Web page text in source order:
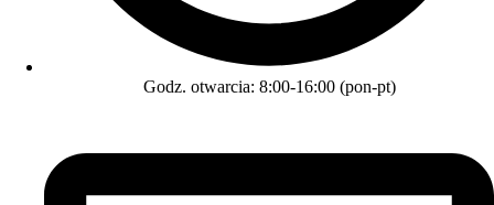
Godz. otwarcia: 8:00-16:00 (pon-pt)